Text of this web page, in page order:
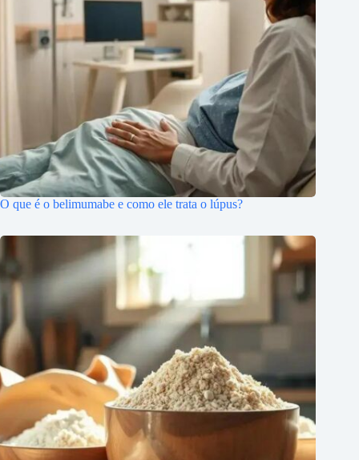
O que é o belimumabe e como ele trata o lúpus?